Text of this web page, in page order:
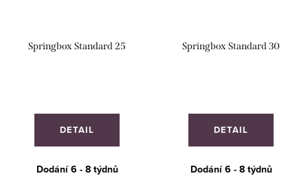
Springbox Standard 25
DETAIL
Dodání 6 - 8 týdnů
Springbox Standard 30
DETAIL
Dodání 6 - 8 týdnů